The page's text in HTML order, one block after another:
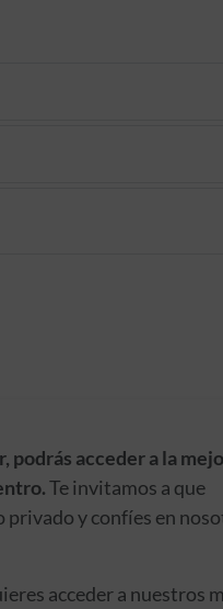
podrás acceder a la
Te invitamos a que
privado y confíes en
acceder a nuestros